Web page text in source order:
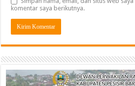
komentar saya berikutnya.